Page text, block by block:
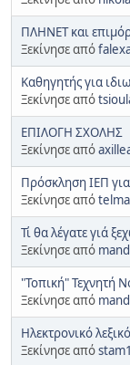
ΠΛΗΝΕΤ και
Ξεκίνησε από
Καθηγητής για
Ξεκίνησε από
ΕΠΙΛΟΓΗ ΣΧΟΛΗΣ
Ξεκίνησε από
Πρόσκληση ΙΕΠ
Ξεκίνησε από
Τί θα λέγατε γιά
Ξεκίνησε από
"Τοπική" Τεχνητή
Ξεκίνησε από
Ηλεκτρονικό
Ξεκίνησε από